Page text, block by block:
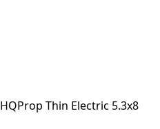
HQProp Thin Electric 5.3x8